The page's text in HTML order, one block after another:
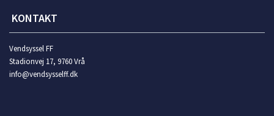
KONTAKT
Vendsyssel FF
Stadionvej 17, 9760 Vrå
info@vendsysselff.dk